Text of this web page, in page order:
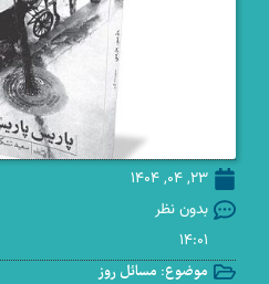
23, 04, 1404
بدون نظر
14:01
موضوع: مسائل روز